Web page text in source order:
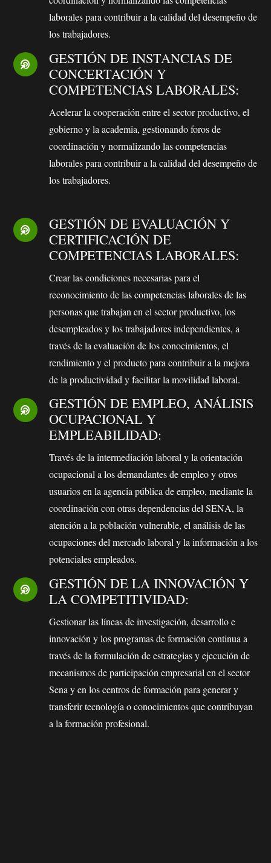
laborales para contribuir a la calidad del desempeño de
los trabajadores.
GESTIÓN DE INSTANCIAS DE
CONCERTACIÓN Y
COMPETENCIAS LABORALES:
Acelerar la cooperación entre el sector productivo, el
gobierno y la academia, gestionando foros de
coordinación y normalizando las competencias
laborales para contribuir a la calidad del desempeño de
los trabajadores.
GESTIÓN DE EVALUACIÓN Y
CERTIFICACIÓN DE
COMPETENCIAS LABORALES:
Crear las condiciones necesarias para el
reconocimiento de las competencias laborales de las
personas que trabajan en el sector productivo, los
desempleados y los trabajadores independientes, a
través de la evaluación de los conocimientos, el
rendimiento y el producto para contribuir a la mejora
de la productividad y facilitar la movilidad laboral.
GESTIÓN DE EMPLEO, ANÁLISIS
OCUPACIONAL Y
EMPLEABILIDAD:
Través de la intermediación laboral y la orientación
ocupacional a los demandantes de empleo y otros
usuarios en la agencia pública de empleo, mediante la
coordinación con otras dependencias del SENA, la
atención a la población vulnerable, el análisis de las
ocupaciones del mercado laboral y la información a los
potenciales empleados.
GESTIÓN DE LA INNOVACIÓN Y
LA COMPETITIVIDAD:
Gestionar las líneas de investigación, desarrollo e
innovación y los programas de formación continua a
través de la formulación de estrategias y ejecución de
mecanismos de participación empresarial en el sector
Sena y en los centros de formación para generar y
transferir tecnología o conocimientos que contribuyan
a la formación profesional.